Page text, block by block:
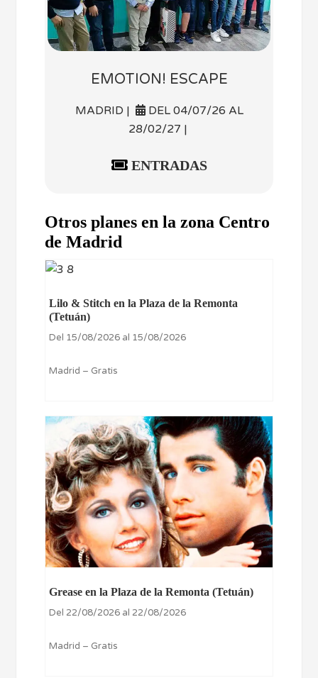
EMOTION! ESCAPE
MADRID |
DEL 04/07/26 AL
28/02/27 |
ENTRADAS
Otros planes en la zona Centro
de Madrid
Lilo & Stitch en la Plaza de la Remonta
(Tetuán)
Del 15/08/2026 al 15/08/2026
Madrid – Gratis
Grease en la Plaza de la Remonta (Tetuán)
Del 22/08/2026 al 22/08/2026
Madrid – Gratis